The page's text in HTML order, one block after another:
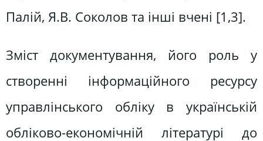
Палій, Я.В. Соколов та інші вчені [1,3].
Зміст документування, його роль у
створенні інформаційного ресурсу
управлінського обліку в українській
обліково-економічній літературі до